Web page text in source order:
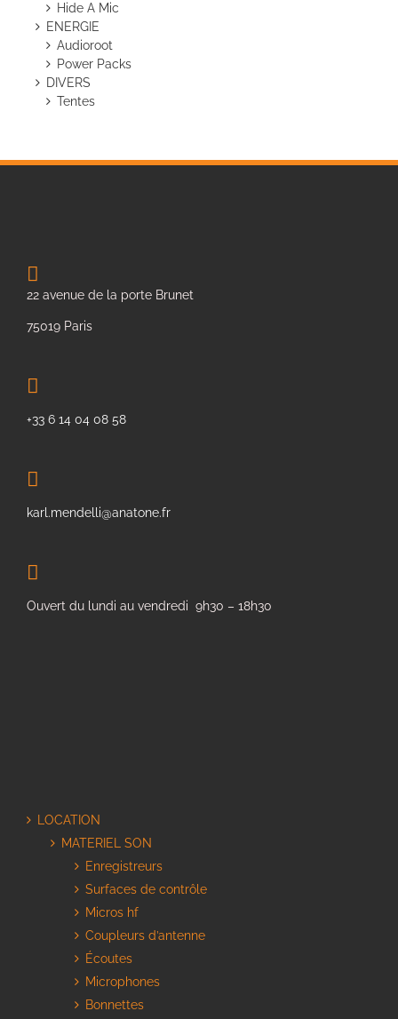
Hide A Mic
ENERGIE
Audioroot
Power Packs
DIVERS
Tentes
22 avenue de la porte Brunet
75019 Paris
+33 6 14 04 08 58
karl.mendelli@anatone.fr
Ouvert du lundi au vendredi 9h30 – 18h30
LOCATION
MATERIEL SON
Enregistreurs
Surfaces de contrôle
Micros hf
Coupleurs d’antenne
Écoutes
Microphones
Bonnettes